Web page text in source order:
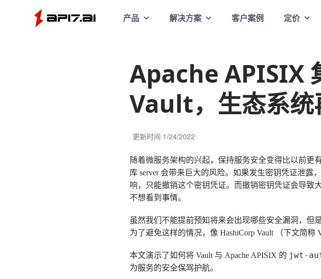
API7
产品 解决方案 客户案例 定价
Apache APISIX
Vault，生态系统
更新时间 1/24/2022
随着微服务架构的兴起，保持服务安全变得比以前更
库 server 会带来巨大的风险。如果发生密钥凭证泄
响，只能撤销这个密钥凭证。而撤销密钥凭证会导致
不想看到事情。
虽然我们不能提前预知将来会出现哪些安全漏洞，但
为了避免这样的情况，像 HashiCorp Vault （下文简称
本文演示了如何将 Vault 与 Apache APISIX 的 jwt-
为服务的安全保驾护航。